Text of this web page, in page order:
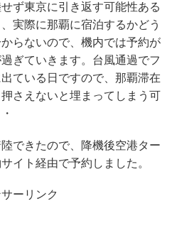
ず東京に引き返す可能性ある
実際に那覇に宿泊するかどう
らないので、機内では予約が
ぎていきます。台風通過でフ
ている日ですので、那覇滞在
さえないと埋まってしまう可
できたので、降機後空港ター
イト経由で予約しました。
ーリンク